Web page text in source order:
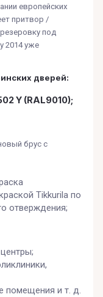
европейских
притвор /
под
2014 уже
дверей:
Y (RAL9010);
брус с
Tikkurila по
отверждения;
помещения и т. д.